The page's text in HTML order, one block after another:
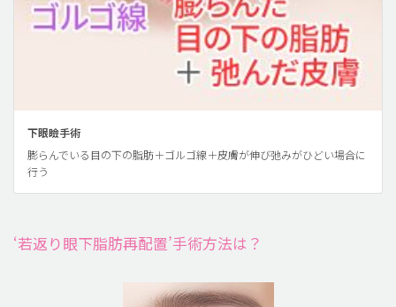
下眼瞼手術
膨らんでいる目の下の脂肪＋ゴルゴ線＋皮膚が伸び弛みがひどい場合に
行う
‘若返り眼下脂肪再配置’手術方法は？